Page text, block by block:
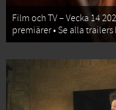
Film och TV – Vecka 14
premiärer • Se alla trailers